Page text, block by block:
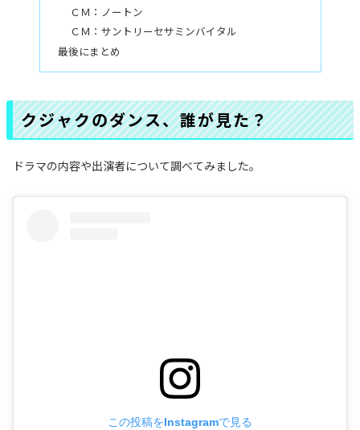
ＣＭ：ノートン
ＣＭ：サントリーセサミンバイタル
最後にまとめ
クジャクのダンス、誰が見た？
ドラマの内容や出演者について調べてみました。
この投稿をInstagramで見る